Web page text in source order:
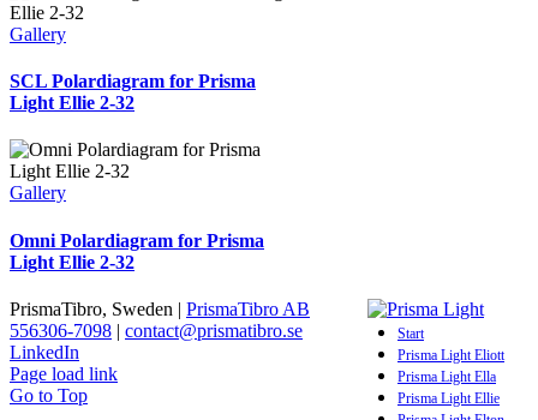
Gallery
SCL Polardiagram for Prisma
Light Ellie 2-32
Gallery
Omni Polardiagram for Prisma
Light Ellie 2-32
Start
Prisma Light Eliott
Prisma Light Ella
Prisma Light Ellie
PrismaTibro, Sweden | PrismaTibro AB
556306-7098 | contact@prismatibro.se
LinkedIn
Page load link
Go to Top